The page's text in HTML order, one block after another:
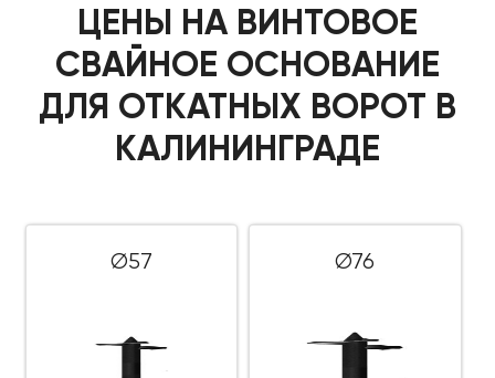
ЦЕНЫ НА ВИНТОВОЕ
СВАЙНОЕ ОСНОВАНИЕ
ДЛЯ ОТКАТНЫХ ВОРОТ В
КАЛИНИНГРАДЕ
Ø57 Ø76